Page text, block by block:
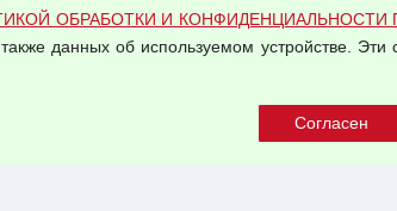
на обработку персональных
ОБРАБОТКИ И
данных об используемом устройстве.